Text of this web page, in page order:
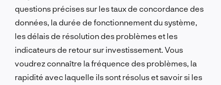
questions précises sur les taux de concordance des
données, la durée de fonctionnement du système,
les délais de résolution des problèmes et les
indicateurs de retour sur investissement. Vous
voudrez connaître la fréquence des problèmes, la
rapidité avec laquelle ils sont résolus et savoir si les